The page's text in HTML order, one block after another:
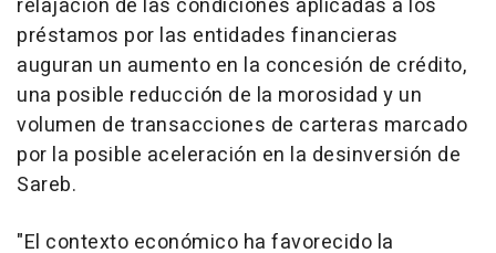
relajación de las condiciones aplicadas a los
préstamos por las entidades financieras
auguran un aumento en la concesión de crédito,
una posible reducción de la morosidad y un
volumen de transacciones de carteras marcado
por la posible aceleración en la desinversión de
Sareb.
"El contexto económico ha favorecido la